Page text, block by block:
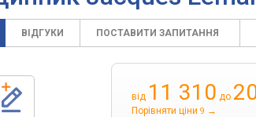
ВІДГУКИ ПОСТАВИТИ ЗАПИТАННЯ
від 11 310 до
Порівняти ціни 9 →